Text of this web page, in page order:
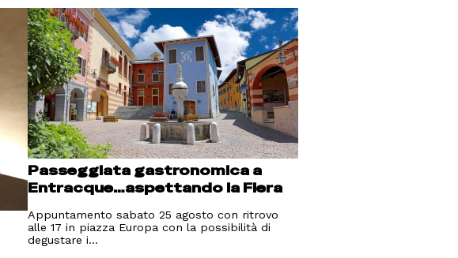
Passeggiata gastronomica a
Entracque…aspettando la Fiera
Appuntamento sabato 25 agosto con ritrovo
alle 17 in piazza Europa con la possibilità di
degustare i...